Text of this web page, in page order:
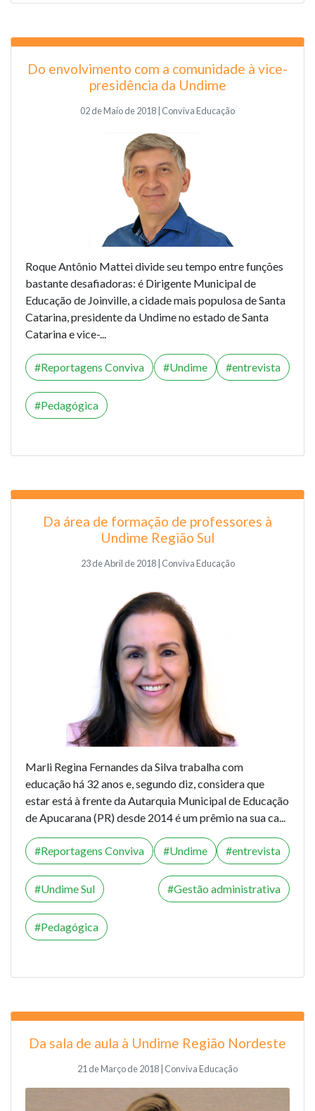
Do envolvimento com a comunidade à vice-
presidência da Undime
02 de Maio de 2018 | Conviva Educação
Roque Antônio Mattei divide seu tempo entre funções
bastante desafiadoras: é Dirigente Municipal de
Educação de Joinville, a cidade mais populosa de Santa
Catarina, presidente da Undime no estado de Santa
Catarina e vice-...
Reportagens Conviva Undime entrevista
Pedagógica
Da área de formação de professores à
Undime Região Sul
23 de Abril de 2018 | Conviva Educação
Marli Regina Fernandes da Silva trabalha com
educação há 32 anos e, segundo diz, considera que
estar está à frente da Autarquia Municipal de Educação
de Apucarana (PR) desde 2014 é um prêmio na sua ca...
Reportagens Conviva Undime entrevista
Undime Sul Gestão administrativa
Pedagógica
Da sala de aula à Undime Região Nordeste
21 de Março de 2018 | Conviva Educação